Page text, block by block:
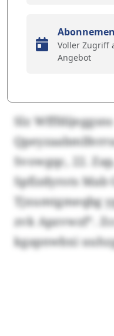
Voller Zugriff
Angebot
Slz
Svowgqc, 22.
Spfizdyrots
Tjxumtgmeqbg
zvk Apzvwzf“.
kgapnwbxi